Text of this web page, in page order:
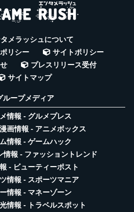
メラッシュについて
リシー
サイトポリシー
プレスリリース受付
サイトマップ
ループメディア
情報 - グルメプレス
画情報 - アニメボックス
情報 - ゲームハック
情報 - ファッショントレンド
- ビューティーポスト
情報 - スポーツマニア
情報 - マネーゾーン
情報 - トラベルスポット